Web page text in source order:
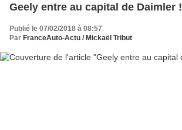
Geely entre au capital de Daimler !
Publié le 07/02/2018 à 08:57
Par FranceAuto-Actu / Mickaël Tribut